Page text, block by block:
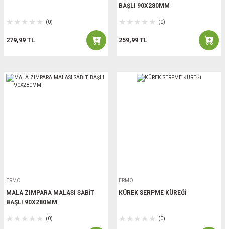
(0)
279,99 TL
BAŞLI 90X280MM
(0)
259,99 TL
ERMO
MALA ZIMPARA MALASI SABİT
BAŞLI 90X280MM
(0)
ERMO
KÜREK SERPME KÜREĞİ
(0)